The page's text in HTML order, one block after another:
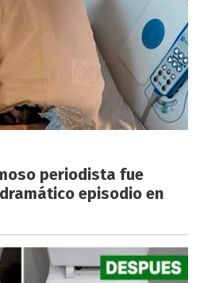
periodista fue
episodio en